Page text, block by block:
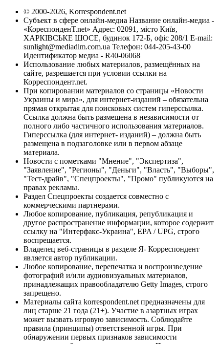
© 2000-2026, Korrespondent.net
Субъект в сфере онлайн-медиа Название онлайн-медиа -
«КореспонденТ.net» Адрес: 02091, місто Київ,
ХАРКІВСЬКЕ ШОСЕ, будинок 172-Б, офіс 208/1 E-mail:
sunlight@mediadim.com.ua Телефон: 044-205-43-00
Идентификатор медиа - R40-06068
Использование любых материалов, размещённых на
сайте, разрешается при условии ссылки на
Корреспондент.net.
При копировании материалов со страницы «Новости
Украины и мира», для интернет-изданий – обязательна
прямая открытая для поисковых систем гиперссылка.
Ссылка должна быть размещена в независимости от
полного либо частичного использования материалов.
Гиперссылка (для интернет- изданий) – должна быть
размещена в подзаголовке или в первом абзаце
материала.
Новости с пометками "Мнение", "Экспертиза",
"Заявление", "Регионы", "Деньги", "Власть", "Выборы",
"Тест-драйв", "Спецпроекты", "Промо" публикуются на
правах рекламы.
Раздел Спецпроекты создается совместно с
коммерческими партнерами.
Любое копирование, публикация, републикация и
другое распространение информации, которое содержит
ссылку на "Интерфакс-Украина", EPA / UPG, строго
воспрещается.
Владелец веб-страницы в разделе Я- Корреспондент
является автор публикации.
Любое копирование, перепечатка и воспроизведение
фотографий и/или аудиовизуальных материалов,
принадлежащих правообладателю Getty Images, строго
запрещено.
Материалы сайта korrespondent.net предназначены для
лиц старше 21 года (21+). Участие в азартных играх
может вызвать игровую зависимость. Соблюдайте
правила (принципы) ответственной игры. При
обнаружении первых признаков зависимости